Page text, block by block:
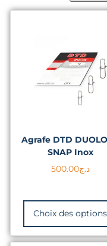
Agrafe DTD
SNAP Inox
د.ج500.00
Choix des options